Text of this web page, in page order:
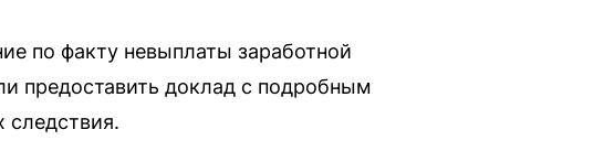
по факту невыплаты заработной
предоставить доклад с подробным
следствия.